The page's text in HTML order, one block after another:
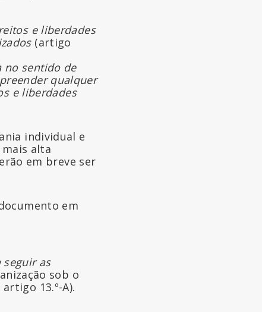
e liberdades
(artigo
no sentido de
qualquer
e liberdades
individual e
alta
em breve ser
em
as
sob o
artigo 13.º-A).